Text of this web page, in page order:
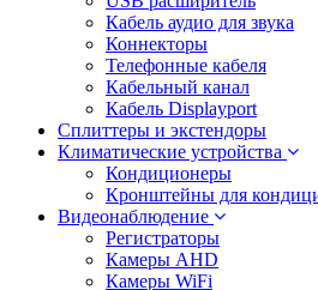
Кабель аудио для звука
Коннекторы
Телефонные кабеля
Кабельный канал
Кабель Displayport
Сплиттеры и экстендоры
Климатические устройства
Кондиционеры
Кронштейны для
Видеонаблюдение
Регистраторы
Камеры AHD
Камеры WiFi